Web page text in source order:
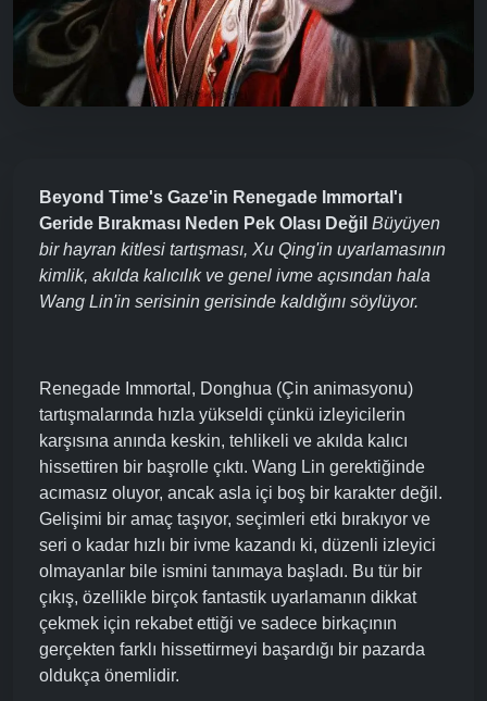
Beyond Time's Gaze'in Renegade Immortal'ı
Geride Bırakması Neden Pek Olası Değil Büyüyen
bir hayran kitlesi tartışması, Xu Qing'in uyarlamasının
kimlik, akılda kalıcılık ve genel ivme açısından hala
Wang Lin'in serisinin gerisinde kaldığını söylüyor.
Renegade Immortal, Donghua (Çin animasyonu)
tartışmalarında hızla yükseldi çünkü izleyicilerin
karşısına anında keskin, tehlikeli ve akılda kalıcı
hissettiren bir başrolle çıktı. Wang Lin gerektiğinde
acımasız oluyor, ancak asla içi boş bir karakter değil.
Gelişimi bir amaç taşıyor, seçimleri etki bırakıyor ve
seri o kadar hızlı bir ivme kazandı ki, düzenli izleyici
olmayanlar bile ismini tanımaya başladı. Bu tür bir
çıkış, özellikle birçok fantastik uyarlamanın dikkat
çekmek için rekabet ettiği ve sadece birkaçının
gerçekten farklı hissettirmeyi başardığı bir pazarda
oldukça önemlidir.